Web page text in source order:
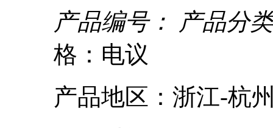
产品编号：
产品分
格：电议
产品地区：浙江-杭